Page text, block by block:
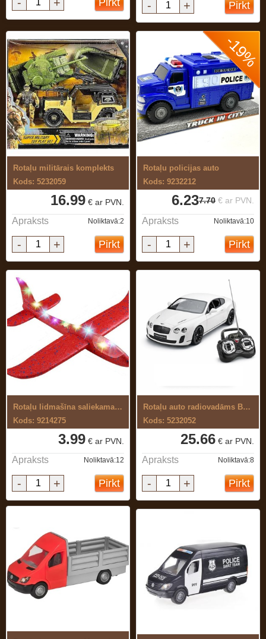
Pirkt - + Pirkt
Rotaļu militārais komplekts
Kods: 5232059
16.99 € ar PVN.
Apraksts Noliktavā:2
- + Pirkt
-19%
Rotaļu policijas auto
Kods: 9232212
7.70 € ar PVN.
6.23
Apraksts Noliktavā:10
- + Pirkt
Rotaļu lidmašīna saliekama ar gaismu
Kods: 9214275
3.99 € ar PVN.
Apraksts Noliktavā:12
- + Pirkt
Rotaļu auto radiovadāms Bentley 1:24
Kods: 5232052
25.66 € ar PVN.
Apraksts Noliktavā:8
- + Pirkt